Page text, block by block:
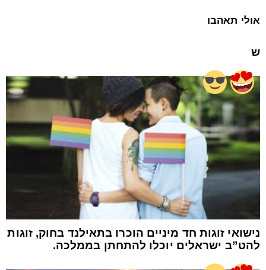
אולי תאהבו
ש
נישואי זוגות חד מיניים הוכרו בתאילנד בחוק, זוגות
להט”ב ישראלים יוכלו להתחתן בממלכה.